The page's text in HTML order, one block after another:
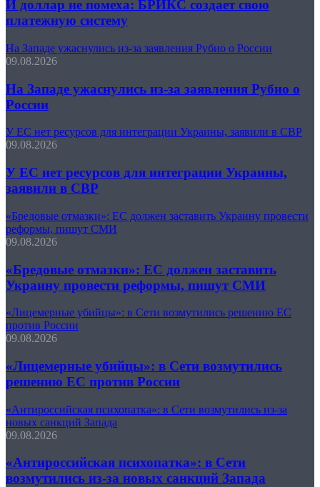
И доллар не помеха: БРИКС создает свою
платежную систему
На Западе ужаснулись из-за заявления Рубио о России
09.08.2026
На Западе ужаснулись из-за заявления Рубио о
России
У ЕС нет ресурсов для интеграции Украины, заявили в СВР
09.08.2026
У ЕС нет ресурсов для интеграции Украины,
заявили в СВР
«Бредовые отмазки»: ЕС должен заставить Украину провести
реформы, пишут СМИ
09.08.2026
«Бредовые отмазки»: ЕС должен заставить
Украину провести реформы, пишут СМИ
«Лицемерные убийцы»: в Сети возмутились решению ЕС
против России
09.08.2026
«Лицемерные убийцы»: в Сети возмутились
решению ЕС против России
«Антироссийская психопатка»: в Сети возмутились из-за
новых санкций Запада
09.08.2026
«Антироссийская психопатка»: в Сети
возмутились из-за новых санкций Запада